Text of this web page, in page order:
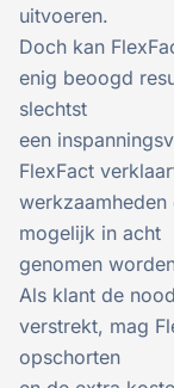
uitvoeren.
Doch kan
enig beoogd
slechtst
een
FlexFact
mogelijk in acht
genomen
Als klant de
verstrekt, mag
opschorten